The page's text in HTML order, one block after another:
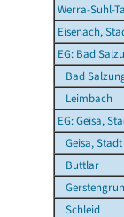
Werra-Suhl-
Eisenach,
EG: Bad
Bad
Leimbach
EG: Geisa,
Geisa, Stadt
Buttlar
Schleid